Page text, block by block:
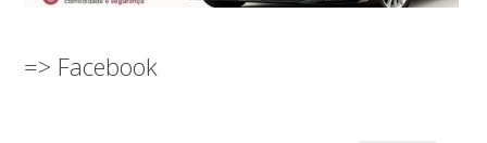
=> Facebook